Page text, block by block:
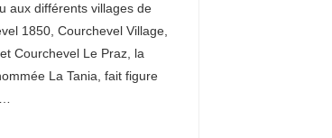
aux différents villages de
1850, Courchevel Village,
Courchevel Le Praz, la
La Tania, fait figure